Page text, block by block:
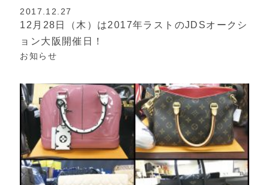
2017.12.27
12月28日（木）は2017年ラストのJDSオークシ
ョン大阪開催日！
お知らせ